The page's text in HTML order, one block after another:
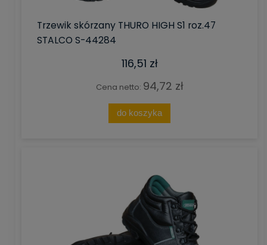
Trzewik skórzany THURO HIGH S1 roz.47
STALCO S-44284
116,51 zł
Cena netto: 94,72 zł
do koszyka